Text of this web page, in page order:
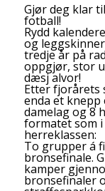
Gjør deg klar
fotball!
Rydd
og
tredje år på
oppgjør, stor
dæsj alvor!
Etter fjorårets
enda et knepp
damelag og 8
formatet som i
herreklassen:
To grupper á
bronsefinale.
kamper
bronsefinaler